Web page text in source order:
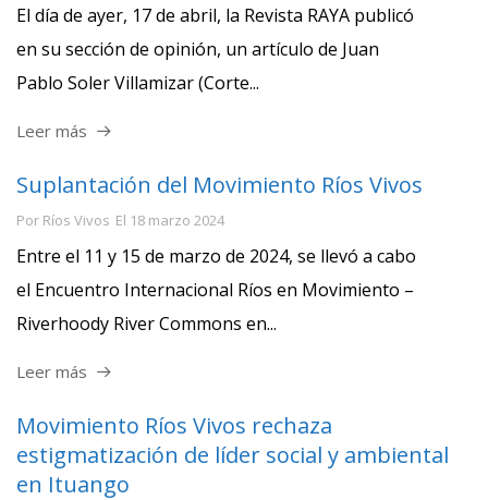
El día de ayer, 17 de abril, la Revista RAYA publicó
en su sección de opinión, un artículo de Juan
Pablo Soler Villamizar (Corte...
Leer más
Suplantación del Movimiento Ríos Vivos
Por Ríos Vivos El 18 marzo 2024
Entre el 11 y 15 de marzo de 2024, se llevó a cabo
el Encuentro Internacional Ríos en Movimiento –
Riverhoody River Commons en...
Leer más
Movimiento Ríos Vivos rechaza
estigmatización de líder social y ambiental
en Ituango